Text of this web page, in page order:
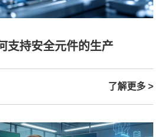
支持安全元件的生产
了解更多 >